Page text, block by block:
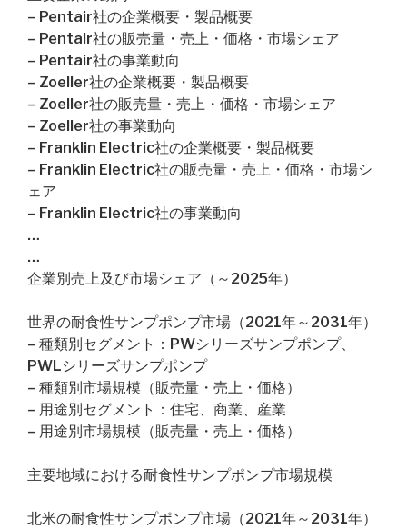
– Pentair社の企業概要・製品概要
– Pentair社の販売量・売上・価格・市場シェア
– Pentair社の事業動向
– Zoeller社の企業概要・製品概要
– Zoeller社の販売量・売上・価格・市場シェア
– Zoeller社の事業動向
– Franklin Electric社の企業概要・製品概要
– Franklin Electric社の販売量・売上・価格・市場シ
ェア
– Franklin Electric社の事業動向
…
…
企業別売上及び市場シェア（～2025年）
世界の耐食性サンプポンプ市場（2021年～2031年）
– 種類別セグメント：PWシリーズサンプポンプ、
PWLシリーズサンプポンプ
– 種類別市場規模（販売量・売上・価格）
– 用途別セグメント：住宅、商業、産業
– 用途別市場規模（販売量・売上・価格）
主要地域における耐食性サンプポンプ市場規模
北米の耐食性サンプポンプ市場（2021年～2031年）